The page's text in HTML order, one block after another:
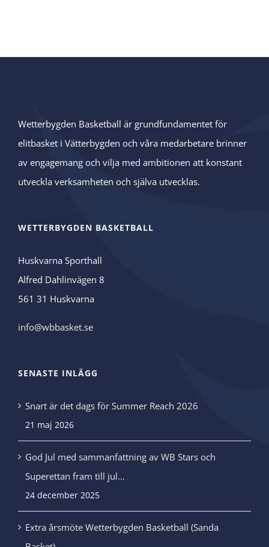
Wetterbygden Basketball är grundfundamentet för
elitbasket i Vätterbygden och våra medarbetare brinner
av engagemang och vilja med ambitionen att konstant
utveckla verksamheten och själva utvecklas.
WETTERBYGDEN BASKETBALL
Huskvarna Sporthall
Alfred Dahlinvägen 8
561 31 Huskvarna
info@wbbasket.se
SENASTE INLÄGG
Snart är det dags för Summer Reach 2026
21 maj 2026
God Jul med sammanfattning av WB Stars och
Superettan fram till jul…
24 december 2025
Extra årsmöte Wetterbygden Basketball (Sanda